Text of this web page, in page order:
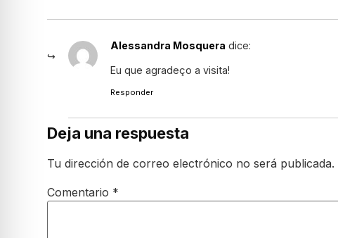
Alessandra Mosquera dice:
Eu que agradeço a visita!
Responder
Deja una respuesta
Tu dirección de correo electrónico no será publicada.
Comentario *